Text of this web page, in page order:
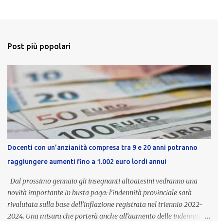
Post più popolari
Docenti con un’anzianità compresa tra 9 e 20 anni potranno
raggiungere aumenti fino a 1.002 euro lordi annui
Dal prossimo gennaio gli insegnanti altoatesini vedranno una
novità importante in busta paga: l’indennità provinciale sarà
rivalutata sulla base dell’inflazione registrata nel triennio 2022-
2024. Una misura che porterà anche all’aumento delle indennità di